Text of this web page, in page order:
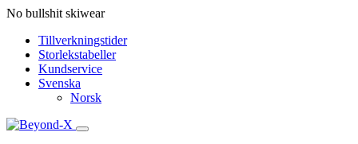
No bullshit skiwear
Tillverkningstider
Storlekstabeller
Kundservice
Svenska
Norsk